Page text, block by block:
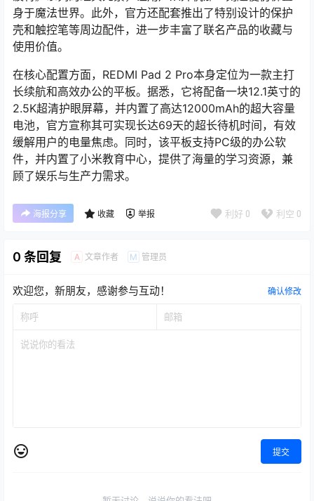
身于魔法世界。此外，官方还配套推出了特别设计的保护
壳和触控笔等周边配件，进一步丰富了联名产品的收藏与
使用价值。
在核心配置方面，REDMI Pad 2 Pro本身定位为一款主打
长续航和高效办公的平板。据悉，它将配备一块12.1英寸的
2.5K超清护眼屏幕，并内置了高达12000mAh的超大容量
电池，官方宣称其可实现长达69天的超长待机时间，有效
缓解用户的电量焦虑。同时，该平板支持PC级的办公软
件，并内置了小米教育中心，提供了海量的学习资源，兼
顾了娱乐与生产力需求。
海报分享 收藏 举报 利好 0 利空 0
0 条回复 A 文章作者 M 管理员
欢迎您，新朋友，感谢参与互动！ 确认修改
提交